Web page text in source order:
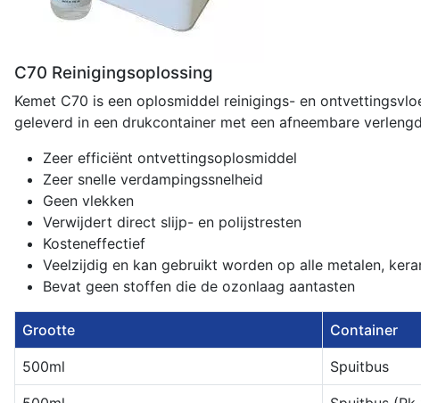
C70 Reinigingsoplossing
Kemet C70 is een oplosmiddel reinigings- en
geleverd in een drukcontainer met een afneembare
Zeer efficiënt ontvettingsoplosmiddel
Zeer snelle verdampingssnelheid
Geen vlekken
Verwijdert direct slijp- en polijstresten
Kosteneffectief
Veelzijdig en kan gebruikt worden op alle metalen,
Bevat geen stoffen die de ozonlaag aantasten
Grootte Container
500ml Spuitbus